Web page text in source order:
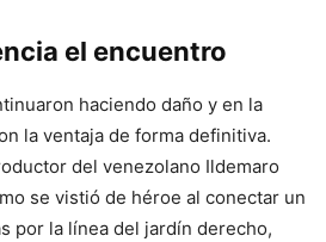
el encuentro
haciendo daño y en la
la ventaja de forma definitiva.
del venezolano Ildemaro
se vistió de héroe al conectar un
por la línea del jardín derecho,